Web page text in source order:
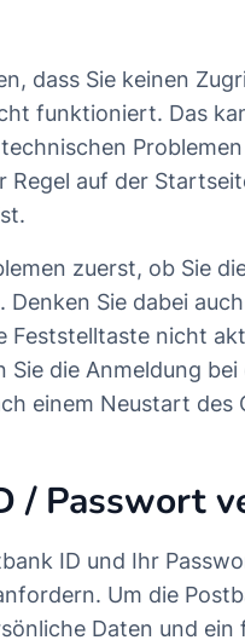
dass Sie keinen
funktioniert. Das
Regel auf der
zuerst, ob Sie
Denken Sie dabei
Feststelltaste nicht
Sie die Anmeldung
einem Neustart des
/ Passwort
ID und Ihr
Um die
Daten und